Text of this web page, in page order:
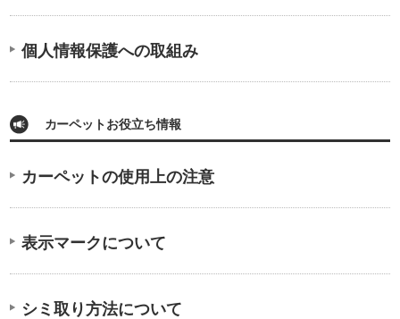
個人情報保護への取組み
カーペットお役立ち情報
カーペットの使用上の注意
表示マークについて
シミ取り方法について